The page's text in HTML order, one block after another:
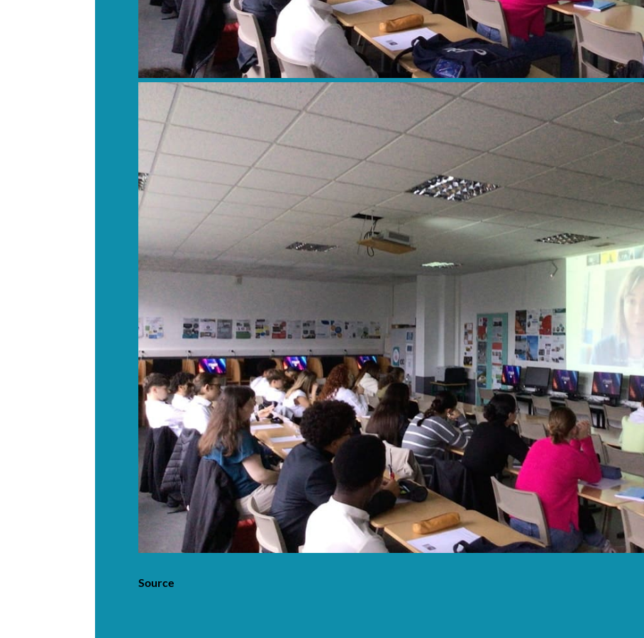
Source